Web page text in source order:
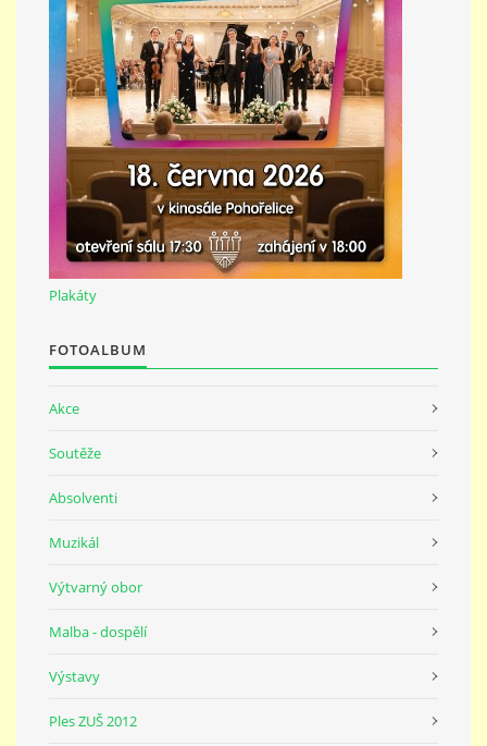
DOTACE
GDPR
ZUŠ Pohořelice
Školní 462
Pohořelice
691 23
Plakáty
FOTOALBUM
Akce
Soutěže
Absolventi
Muzikál
Výtvarný obor
Malba - dospělí
Výstavy
Ples ZUŠ 2012